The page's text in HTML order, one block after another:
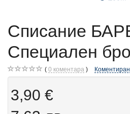
Списание
Специален
0 коментара
3,90 €